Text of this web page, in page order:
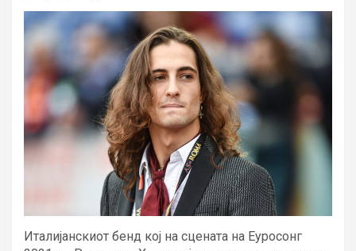
Италијанскиот бенд кој на сцената на Еуросонг